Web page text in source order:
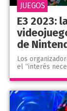
E3 2023:
de
Los
el “interés
JUEGOS